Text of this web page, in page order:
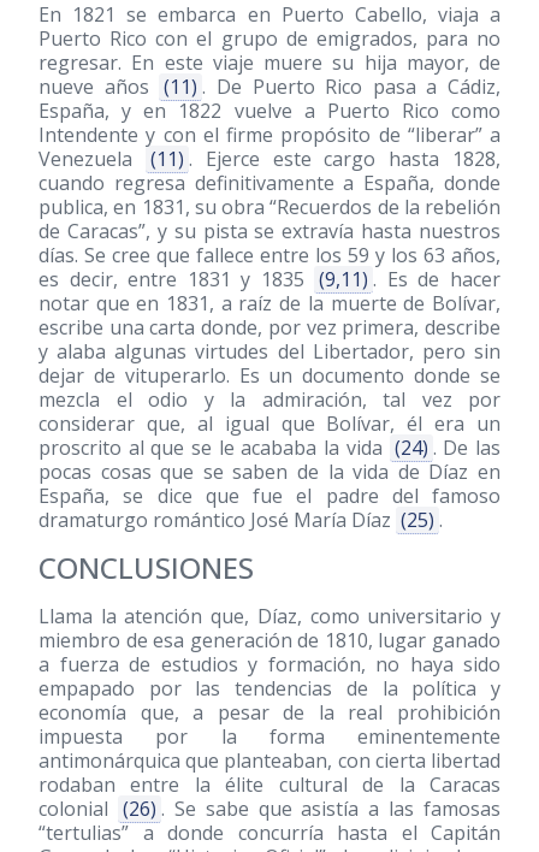
En 1821 se embarca en Puerto Cabello, viaja a
Puerto Rico con el grupo de emigrados, para no
regresar. En este viaje muere su hija mayor, de
nueve años
(11) . De Puerto Rico pasa a Cádiz,
España, y en 1822 vuelve a Puerto Rico como
Intendente y con el firme propósito de “liberar” a
Venezuela
(11) . Ejerce este cargo hasta 1828,
cuando regresa definitivamente a España, donde
publica, en 1831, su obra “Recuerdos de la rebelión
de Caracas”, y su pista se extravía hasta nuestros
días. Se cree que fallece entre los 59 y los 63 años,
es decir, entre 1831 y 1835
(9,11) . Es de hacer
notar que en 1831, a raíz de la muerte de Bolívar,
escribe una carta donde, por vez primera, describe
y alaba algunas virtudes del Libertador, pero sin
dejar de vituperarlo. Es un documento donde se
mezcla el odio y la admiración, tal vez por
considerar que, al igual que Bolívar, él era un
proscrito al que se le acababa la vida (24) . De las
pocas cosas que se saben de la vida de Díaz en
España, se dice que fue el padre del famoso
dramaturgo romántico José María Díaz (25) .
CONCLUSIONES
Llama la atención que, Díaz, como universitario y
miembro de esa generación de 1810, lugar ganado
a fuerza de estudios y formación, no haya sido
empapado por las tendencias de la política y
economía que, a pesar de la real prohibición
impuesta por la forma eminentemente
antimonárquica que planteaban, con cierta libertad
rodaban entre la élite cultural de la Caracas
colonial (26) . Se sabe que asistía a las famosas
“tertulias” a donde concurría hasta el Capitán